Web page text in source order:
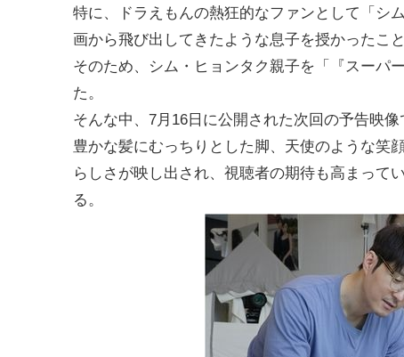
特に、ドラえもんの熱狂的なファンとして「シ
画から飛び出してきたような息子を授かったこ
そのため、シム・ヒョンタク親子を「『スーパ
た。
そんな中、7月16日に公開された次回の予告映
豊かな髪にむっちりとした脚、天使のような笑
らしさが映し出され、視聴者の期待も高まって
る。